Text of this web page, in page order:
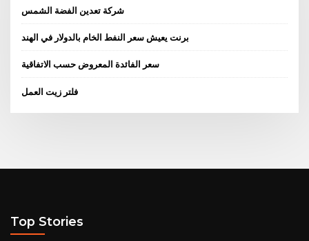
شركة تعدين الفضة الشمس
برنت يعيش سعر النفط الخام بالدولار في الهند
سعر الفائدة المعروض حسب الاتفاقية
فلتر زيت العمل
Top Stories